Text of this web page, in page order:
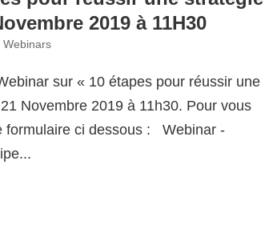
2019 à 11H30
Webinars
sur « 10 étapes pour réussir une
Novembre 2019 à 11h30. Pour vous
formulaire ci dessous : Webinar -